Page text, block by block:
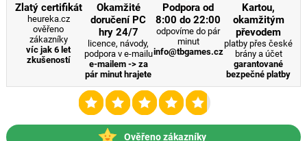
Zlatý certifikát
heureka.cz
ověřeno
zákazníky
víc jak 6 let
zkušeností
Okamžité
doručení PC
hry 24/7
licence, návody,
podpora v e-mailu
e-mailem -> za
pár minut hrajete
Podpora od
8:00 do 22:00
odpovíme do pár
minut
info@tbgames.cz
Kartou,
okamžitým
převodem
platby přes české
brány a účet
garantované
bezpečné platby
Ověřeno zákazníky